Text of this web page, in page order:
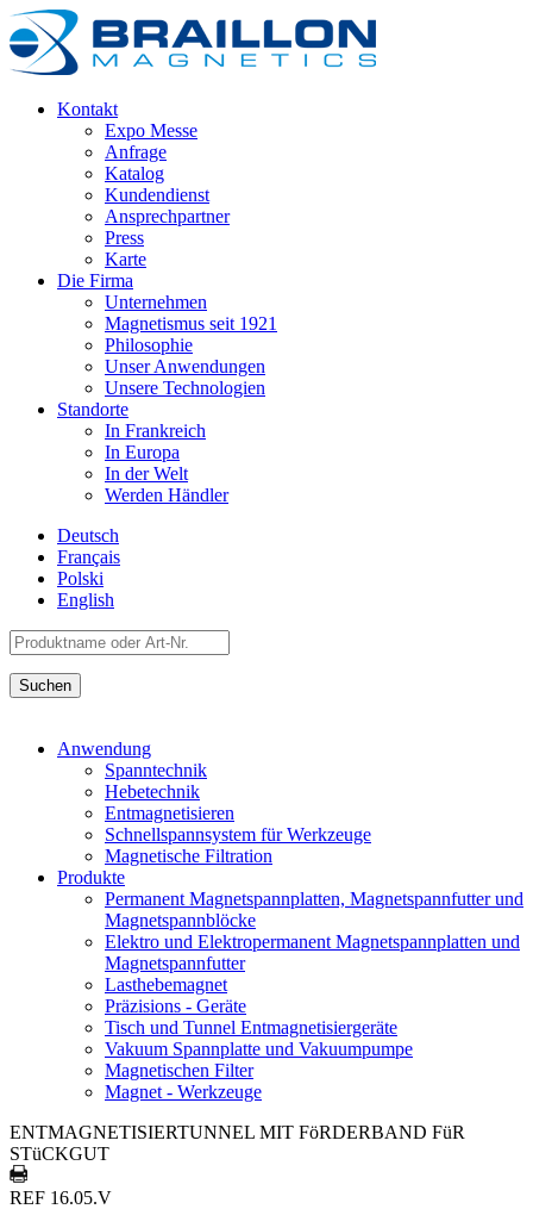
Kontakt
Expo Messe
Anfrage
Katalog
Kundendienst
Ansprechpartner
Press
Karte
Die Firma
Unternehmen
Magnetismus seit 1921
Philosophie
Unser Anwendungen
Unsere Technologien
Standorte
In Frankreich
In Europa
In der Welt
Werden Händler
Deutsch
Français
Polski
English
Anwendung
Spanntechnik
Hebetechnik
Entmagnetisieren
Schnellspannsystem für Werkzeuge
Magnetische Filtration
Produkte
Permanent Magnetspannplatten, Magnetspannfutter und
Magnetspannblöcke
Elektro und Elektropermanent Magnetspannplatten und
Magnetspannfutter
Lasthebemagnet
Präzisions - Geräte
Tisch und Tunnel Entmagnetisiergeräte
Vakuum Spannplatte und Vakuumpumpe
Magnetischen Filter
Magnet - Werkzeuge
ENTMAGNETISIERTUNNEL MIT FöRDERBAND FüR
STüCKGUT
REF 16.05.V